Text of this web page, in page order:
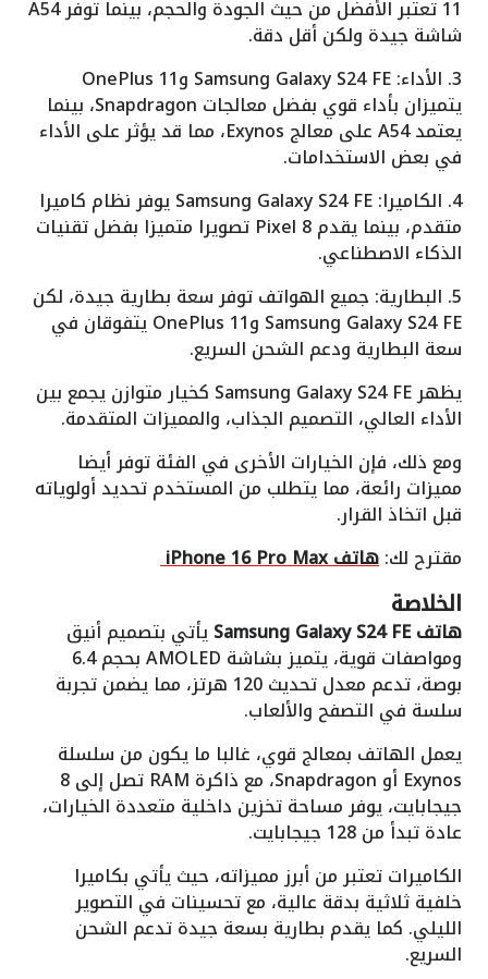
11 تعتبر الأفضل من حيث الجودة والحجم، بينما توفر A54
شاشة جيدة ولكن أقل دقة.
3. الأداء: Samsung Galaxy S24 FE وOnePlus 11
يتميزان بأداء قوي بفضل معالجات Snapdragon، بينما
يعتمد A54 على معالج Exynos، مما قد يؤثر على الأداء
في بعض الاستخدامات.
4. الكاميرا: Samsung Galaxy S24 FE يوفر نظام كاميرا
متقدم، بينما يقدم Pixel 8 تصويرا متميزا بفضل تقنيات
الذكاء الاصطناعي.
5. البطارية: جميع الهواتف توفر سعة بطارية جيدة، لكن
Samsung Galaxy S24 FE وOnePlus 11 يتفوقان في
سعة البطارية ودعم الشحن السريع.
يظهر Samsung Galaxy S24 FE كخيار متوازن يجمع بين
الأداء العالي، التصميم الجذاب، والمميزات المتقدمة.
ومع ذلك، فإن الخيارات الأخرى في الفئة توفر أيضا
مميزات رائعة، مما يتطلب من المستخدم تحديد أولوياته
قبل اتخاذ القرار.
مقترح لك:هاتف iPhone 16 Pro Max
الخلاصة
هاتف Samsung Galaxy S24 FE يأتي بتصميم أنيق
ومواصفات قوية، يتميز بشاشة AMOLED بحجم 6.4
بوصة، تدعم معدل تحديث 120 هرتز، مما يضمن تجربة
سلسة في التصفح والألعاب.
يعمل الهاتف بمعالج قوي، غالبا ما يكون من سلسلة
Exynos أو Snapdragon، مع ذاكرة RAM تصل إلى 8
جيجابايت، يوفر مساحة تخزين داخلية متعددة الخيارات،
عادة تبدأ من 128 جيجابايت.
الكاميرات تعتبر من أبرز مميزاته، حيث يأتي بكاميرا
خلفية ثلاثية بدقة عالية، مع تحسينات في التصوير
الليلي. كما يقدم بطارية بسعة جيدة تدعم الشحن
السريع.